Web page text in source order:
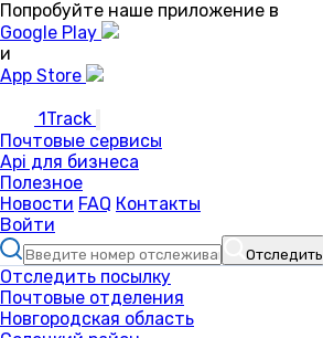
Попробуйте наше приложение в
Google Play
и
App Store
1Track
Почтовые сервисы
Api для бизнеса
Полезное
Новости FAQ Контакты
Войти
Отследить
Отследить посылку
Почтовые отделения
Новгородская область